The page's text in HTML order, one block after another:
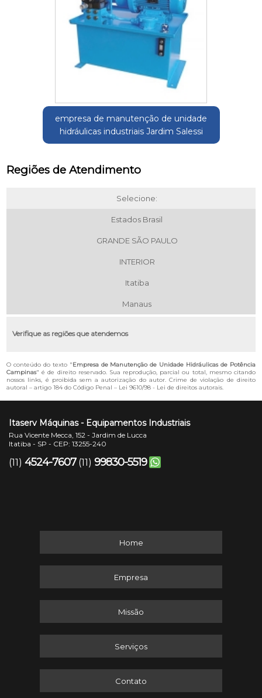
empresa de manutenção de unidade
hidráulicas industriais Jardim Salessi
Regiões de Atendimento
Selecione:
Estados Brasil
GRANDE SÃO PAULO
INTERIOR
Itatiba
Manaus
Verifique as regiões que atendemos
O conteúdo do texto "Empresa de Manutenção de Unidade Hidráulicas de Potência
Campinas" é de direito reservado. Sua reprodução, parcial ou total, mesmo citando
nossos links, é proibida sem a autorização do autor. Crime de violação de direito
autoral – artigo 184 do Código Penal – Lei 9610/98 - Lei de direitos autorais.
Itaserv Máquinas - Equipamentos Industriais
Rua Vicente Mecca, 152 - Jardim de Lucca
Itatiba - SP - CEP: 13255-240
(11) 4524-7607 (11) 99830-5519
Home
Empresa
Missão
Serviços
Contato